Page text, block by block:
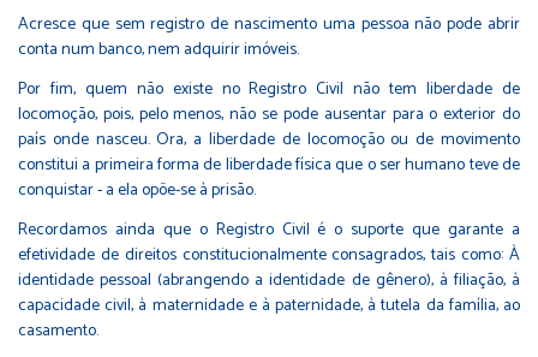
Acresce que sem registro de nascimento uma pessoa não pode abrir
conta num banco, nem adquirir imóveis.
Por fim, quem não existe no Registro Civil não tem liberdade de
locomoção, pois, pelo menos, não se pode ausentar para o exterior do
país onde nasceu. Ora, a liberdade de locomoção ou de movimento
constitui a primeira forma de liberdade física que o ser humano teve de
conquistar - a ela opõe-se à prisão.
Recordamos ainda que o Registro Civil é o suporte que garante a
efetividade de direitos constitucionalmente consagrados, tais como: À
identidade pessoal (abrangendo a identidade de gênero), à filiação, à
capacidade civil, à maternidade e à paternidade, à tutela da família, ao
casamento.